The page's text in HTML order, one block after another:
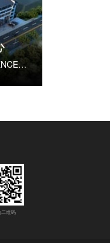
CHONGQING VANKE GOOD LIFE EXPERIENCE CENTER
二维码